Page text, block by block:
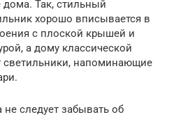
дома. Так, стильный
хорошо вписывается в
с плоской крышей и
а дому классической
напоминающие
следует забывать об